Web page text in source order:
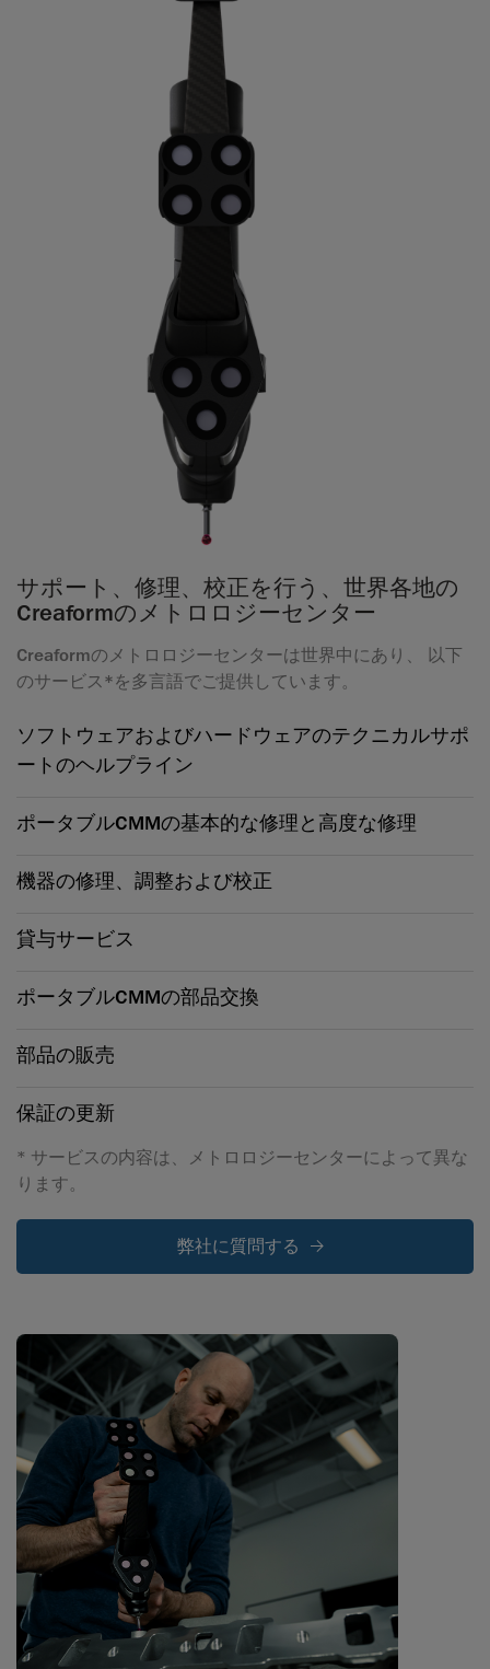
サポート、修理、校正を行う、世界各地の
Creaformのメトロロジーセンター
Creaformのメトロロジーセンターは世界中にあり、 以下
のサービス*を多言語でご提供しています。
ソフトウェアおよびハードウェアのテクニカルサポ
ートのヘルプライン
ポータブルCMMの基本的な修理と高度な修理
機器の修理、調整および校正
貸与サービス
ポータブルCMMの部品交換
部品の販売
保証の更新
* サービスの内容は、メトロロジーセンターによって異な
ります。
弊社に質問する